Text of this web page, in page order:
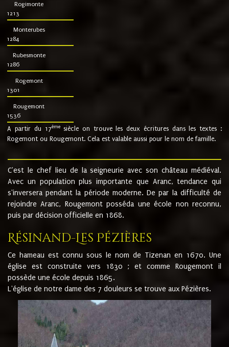
Rogimonte
1213
Monterubes
1284
Rubesmonte
1286
Rogemont
1301
Rougemont
1536
A partir du 17ème siècle on trouve les deux écritures dans les textes :
Rogemont ou Rougemont. Cela est valable aussi pour le nom de famille.
C'est le chef lieu de la seigneurie avec son château médiéval.
Avec un population plus importante que Aranc, tendance qui
s'inversera pendant la période moderne. De par la difficulté de
rejoindre Aranc, Rougemont posséda une école non reconnu,
puis par décision officielle en 1868.
Résinand-Les Pézières
Ce hameau est connu sous le nom de Tizenan en 1670. Une
église est construite vers 1830 ; et comme Rougemont il
possède une école depuis 1865.
L'église de notre dame des 7 douleurs se trouve aux Pézières.